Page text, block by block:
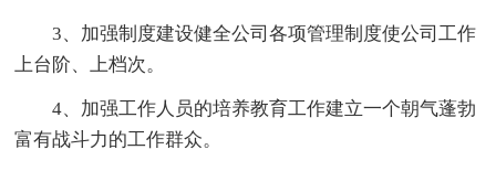
3、加强制度建设健全公司各项管理制度使公司工作
上台阶、上档次。
4、加强工作人员的培养教育工作建立一个朝气蓬勃
富有战斗力的工作群众。